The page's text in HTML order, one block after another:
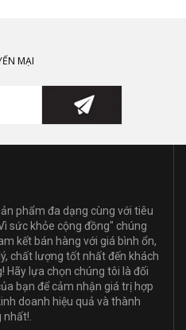
MẠI
phẩm đa dạng cùng với tiêu
sức khỏe cộng đồng" chúng
kết bán hàng với giá bình ổn,
chất lượng tốt nhất đến khách
Hãy lựa chọn chúng tôi là đối
bạn để cảm nhận giá trị hợp
doanh hiệu quả và thành
nhất!.